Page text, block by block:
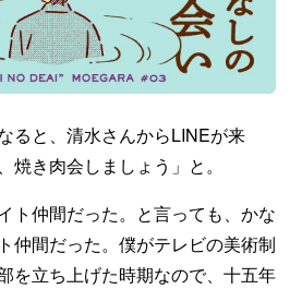
ると、清水さんからLINEが来
焼き肉会しましょう」と。
ト仲間だった。と言っても、かな
仲間だった。僕がテレビの美術制
を立ち上げた時期なので、十五年